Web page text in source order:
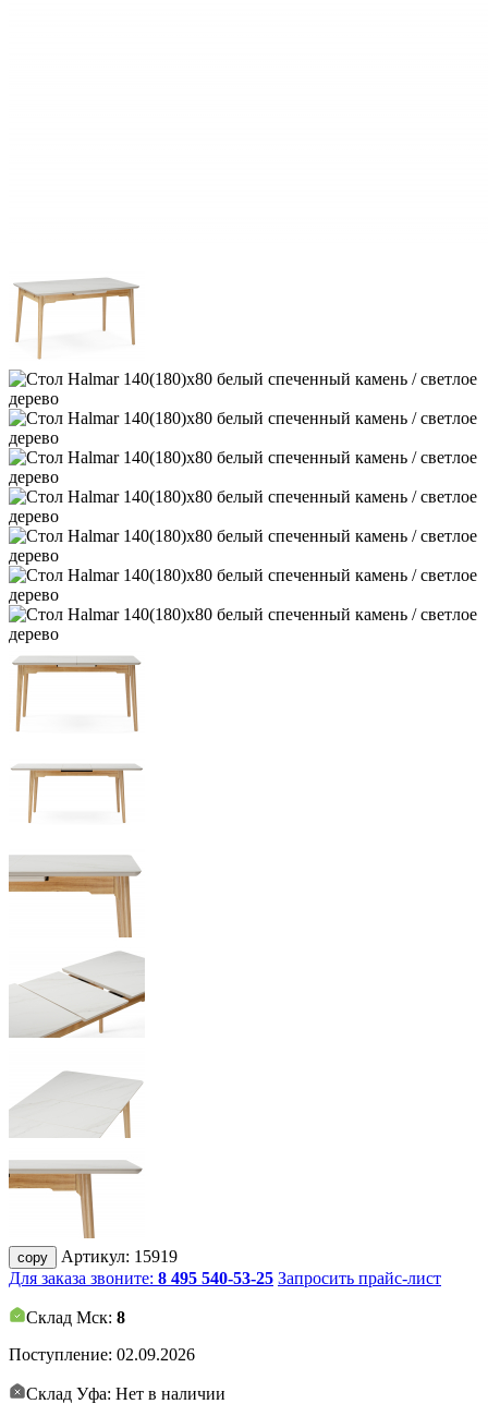
copy Артикул: 15919
Для заказа звоните: 8 495 540-53-25 Запросить прайс-лист
Склад Мск: 8
Поступление: 02.09.2026
Склад Уфа: Нет в наличии